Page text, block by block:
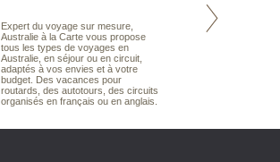
Expert du voyage sur mesure,
Australie à la Carte vous propose
tous les types de voyages en
Australie, en séjour ou en circuit,
adaptés à vos envies et à votre
budget. Des vacances pour
routards, des autotours, des circuits
organisés en français ou en anglais.
Parce qu’ils sont